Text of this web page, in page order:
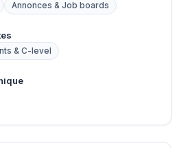
Annonces & Job boards
& C-level